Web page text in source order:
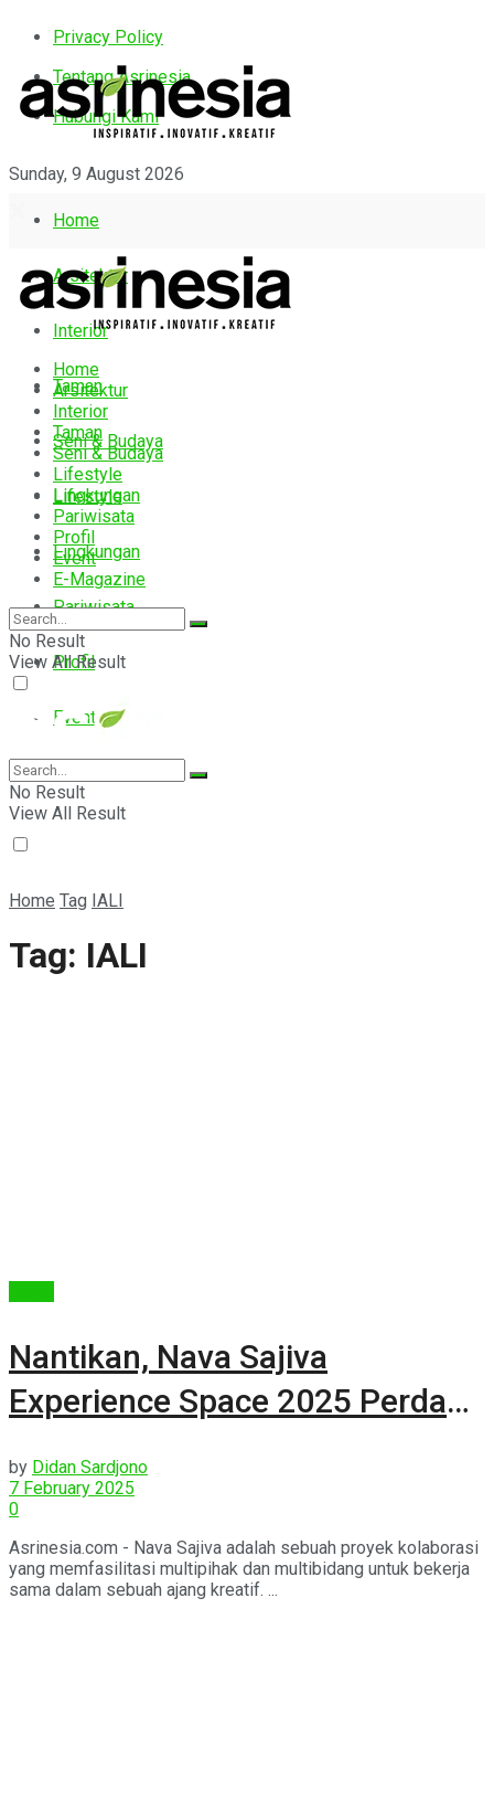
Privacy Policy
Tentang Asrinesia
Hubungi Kami
Sunday, 9 August 2026
Home
Arsitektur
Interior
Taman
Seni & Budaya
Lifestyle
Lingkungan
Pariwisata
Profil
Event
E-Magazine
Home
Arsitektur
Interior
Taman
Seni & Budaya
Lifestyle
Lingkungan
Pariwisata
Profil
Event
E-Magazine
No Result
View All Result
No Result
View All Result
Home Tag IALI
Tag: IALI
Nantikan, Nava Sajiva
Experience Space 2025 Perdana
by Didan Sardjono
7 February 2025
0
Asrinesia.com - Nava Sajiva adalah sebuah proyek kolaborasi
yang memfasilitasi multipihak dan multibidang untuk bekerja
sama dalam sebuah ajang kreatif. ...